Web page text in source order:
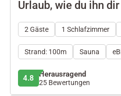
Urlaub, wie du ihn
2 Gäste 1 Schlafzimmer
Strand: 100m Sauna
4.8 Herausragend
25 Bewertungen